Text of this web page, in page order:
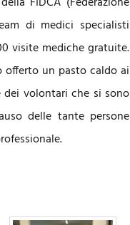
di medici specialisti
visite mediche gratuite.
offerto un pasto caldo ai
volontari che si sono
delle tante persone